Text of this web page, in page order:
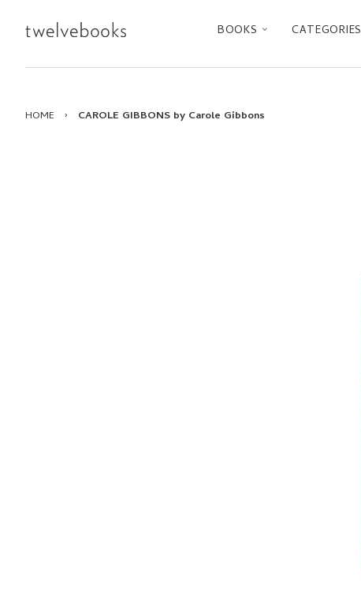
BOOKS CATEGORIES
HOME › CAROLE GIBBONS by Carole Gibbons